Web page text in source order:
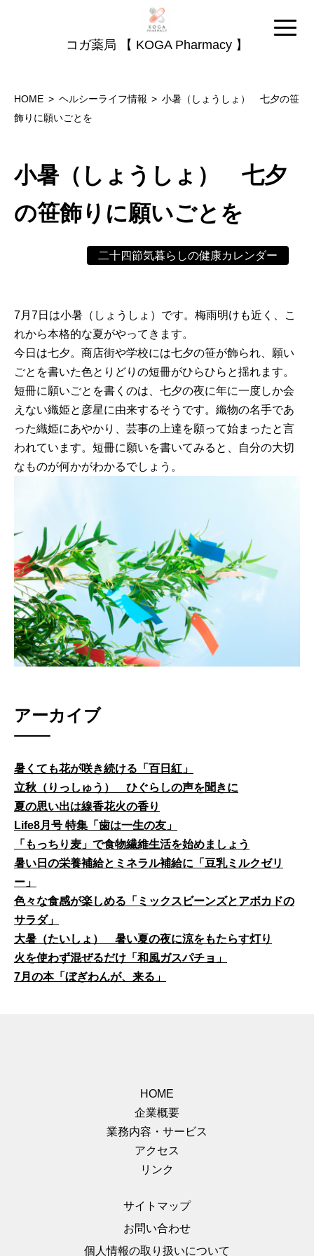
コガ薬局 【 KOGA Pharmacy 】
HOME ヘルシーライフ情報
小暑（しょうしょ） 七夕の笹
飾りに願いごとを
小暑（しょうしょ） 七夕
の笹飾りに願いごとを
二十四節気暮らしの健康カレンダー
7月7日は小暑（しょうしょ）です。梅雨明けも近く、こ
れから本格的な夏がやってきます。
今日は七夕。商店街や学校には七夕の笹が飾られ、願い
ごとを書いた色とりどりの短冊がひらひらと揺れます。
短冊に願いごとを書くのは、七夕の夜に年に一度しか会
えない織姫と彦星に由来するそうです。織物の名手であ
った織姫にあやかり、芸事の上達を願って始まったと言
われています。短冊に願いを書いてみると、自分の大切
なものが何かがわかるでしょう。
アーカイブ
暑くても花が咲き続ける「百日紅」
立秋（りっしゅう） ひぐらしの声を聞きに
夏の思い出は線香花火の香り
Life8月号 特集「歯は一生の友」
「もっちり麦」で食物繊維生活を始めましょう
暑い日の栄養補給とミネラル補給に「豆乳ミルクゼリ
ー」
色々な食感が楽しめる「ミックスビーンズとアボカドの
サラダ」
大暑（たいしょ） 暑い夏の夜に涼をもたらす灯り
火を使わず混ぜるだけ「和風ガスパチョ」
7月の本「ぼぎわんが、来る」
HOME
企業概要
業務内容・サービス
アクセス
リンク
サイトマップ
お問い合わせ
個人情報の取り扱いについて